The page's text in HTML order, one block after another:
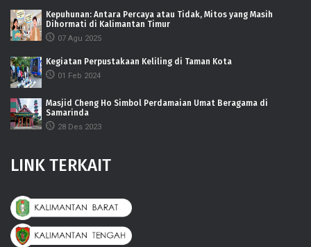
Kepuhunan: Antara Percaya atau Tidak, Mitos yang Masih
Dihormati di Kalimantan Timur
07 Agu 2025
Kegiatan Perpustakaan Keliling di Taman Kota
01 Feb 2024
Masjid Cheng Ho Simbol Perdamaian Umat Beragama di
Samarinda
28 Des 2023
LINK TERKAIT